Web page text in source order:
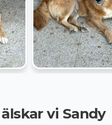
vi Sandy